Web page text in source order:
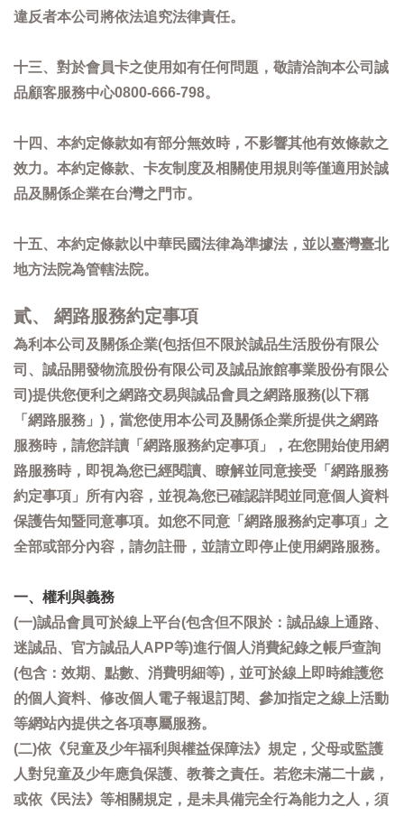
違反者本公司將依法追究法律責任。
十三、對於會員卡之使用如有任何問題，敬請洽詢本公司誠
品顧客服務中心0800-666-798。
十四、本約定條款如有部分無效時，不影響其他有效條款之
效力。本約定條款、卡友制度及相關使用規則等僅適用於誠
品及關係企業在台灣之門市。
十五、本約定條款以中華民國法律為準據法，並以臺灣臺北
地方法院為管轄法院。
貳、 網路服務約定事項
為利本公司及關係企業(包括但不限於誠品生活股份有限公
司、誠品開發物流股份有限公司及誠品旅館事業股份有限公
司)提供您便利之網路交易與誠品會員之網路服務(以下稱
「網路服務」)，當您使用本公司及關係企業所提供之網路
服務時，請您詳讀「網路服務約定事項」，在您開始使用網
路服務時，即視為您已經閱讀、瞭解並同意接受「網路服務
約定事項」所有內容，並視為您已確認詳閱並同意個人資料
保護告知暨同意事項。如您不同意「網路服務約定事項」之
全部或部分內容，請勿註冊，並請立即停止使用網路服務。
一、權利與義務
(一)誠品會員可於線上平台(包含但不限於：誠品線上通路、
迷誠品、官方誠品人APP等)進行個人消費紀錄之帳戶查詢
(包含：效期、點數、消費明細等)，並可於線上即時維護您
的個人資料、修改個人電子報退訂閱、參加指定之線上活動
等網站內提供之各項專屬服務。
(二)依《兒童及少年福利與權益保障法》規定，父母或監護
人對兒童及少年應負保護、教養之責任。若您未滿二十歲，
或依《民法》等相關規定，是未具備完全行為能力之人，須